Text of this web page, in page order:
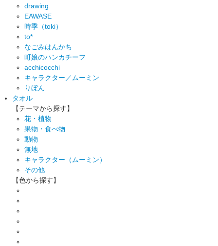
drawing
EAWASE
時季（toki）
to*
なごみはんかち
町娘のハンカチーフ
acchicocchi
キャラクター／ムーミン
りぼん
タオル
【テーマから探す】
花・植物
果物・食べ物
動物
無地
キャラクター（ムーミン）
その他
【色から探す】